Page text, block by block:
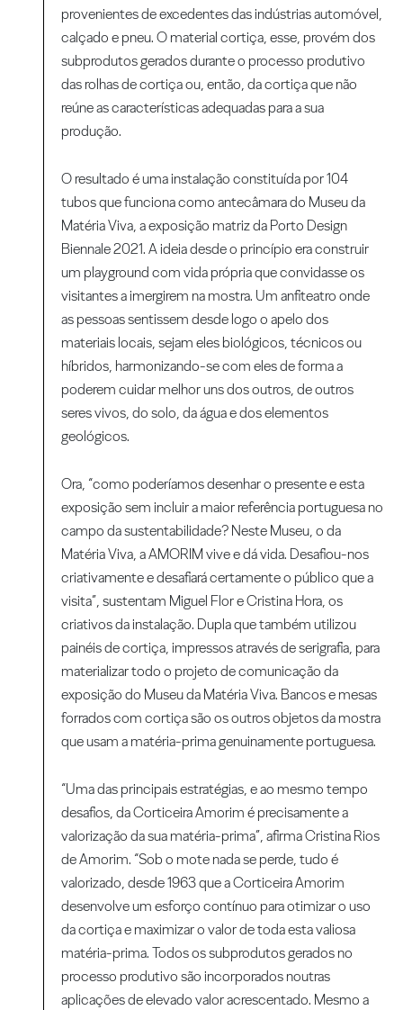
provenientes de excedentes das indústrias automóvel,
calçado e pneu. O material cortiça, esse, provém dos
subprodutos gerados durante o processo produtivo
das rolhas de cortiça ou, então, da cortiça que não
reúne as características adequadas para a sua
produção.
O resultado é uma instalação constituída por 104
tubos que funciona como antecâmara do Museu da
Matéria Viva, a exposição matriz da Porto Design
Biennale 2021. A ideia desde o princípio era construir
um playground com vida própria que convidasse os
visitantes a imergirem na mostra. Um anfiteatro onde
as pessoas sentissem desde logo o apelo dos
materiais locais, sejam eles biológicos, técnicos ou
híbridos, harmonizando-se com eles de forma a
poderem cuidar melhor uns dos outros, de outros
seres vivos, do solo, da água e dos elementos
geológicos.
Ora, “como poderíamos desenhar o presente e esta
exposição sem incluir a maior referência portuguesa no
campo da sustentabilidade? Neste Museu, o da
Matéria Viva, a AMORIM vive e dá vida. Desafiou-nos
criativamente e desafiará certamente o público que a
visita”, sustentam Miguel Flor e Cristina Hora, os
criativos da instalação. Dupla que também utilizou
painéis de cortiça, impressos através de serigrafia, para
materializar todo o projeto de comunicação da
exposição do Museu da Matéria Viva. Bancos e mesas
forrados com cortiça são os outros objetos da mostra
que usam a matéria-prima genuinamente portuguesa.
“Uma das principais estratégias, e ao mesmo tempo
desafios, da Corticeira Amorim é precisamente a
valorização da sua matéria-prima”, afirma Cristina Rios
de Amorim. “Sob o mote nada se perde, tudo é
valorizado, desde 1963 que a Corticeira Amorim
desenvolve um esforço contínuo para otimizar o uso
da cortiça e maximizar o valor de toda esta valiosa
matéria-prima. Todos os subprodutos gerados no
processo produtivo são incorporados noutras
aplicações de elevado valor acrescentado. Mesmo a